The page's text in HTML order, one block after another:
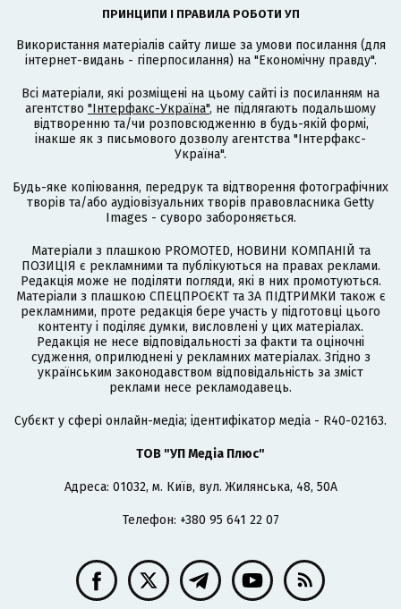
ПРИНЦИПИ І ПРАВИЛА РОБОТИ УП
Використання матеріалів сайту лише за умови посилання (для
інтернет-видань - гіперпосилання) на "Економічну правду".
Всі матеріали, які розміщені на цьому сайті із посиланням на
агентство "Інтерфакс-Україна", не підлягають подальшому
відтворенню та/чи розповсюдженню в будь-якій формі,
інакше як з письмового дозволу агентства "Інтерфакс-
Україна".
Будь-яке копіювання, передрук та відтворення фотографічних
творів та/або аудіовізуальних творів правовласника Getty
Images - суворо забороняється.
Матеріали з плашкою PROMOTED, НОВИНИ КОМПАНІЙ та
ПОЗИЦІЯ є рекламними та публікуються на правах реклами.
Редакція може не поділяти погляди, які в них промотуються.
Матеріали з плашкою СПЕЦПРОЄКТ та ЗА ПІДТРИМКИ також є
рекламними, проте редакція бере участь у підготовці цього
контенту і поділяє думки, висловлені у цих матеріалах.
Редакція не несе відповідальності за факти та оціночні
судження, оприлюднені у рекламних матеріалах. Згідно з
українським законодавством відповідальність за зміст
реклами несе рекламодавець.
Cубєкт у сфері онлайн-медіа; ідентифікатор медіа - R40-02163.
ТОВ "УП Медіа Плюс"
Адреса: 01032, м. Київ, вул. Жилянська, 48, 50А
Телефон: +380 95 641 22 07